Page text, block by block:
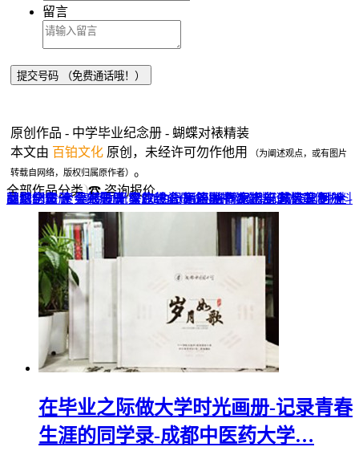
留言
原创作品 - 中学毕业纪念册 - 蝴蝶对裱精装
本文由 百铂文化 原创，未经许可勿作他用
（为阐述观点，或有图片
转载自网络，版权归属原作者） 。
全部作品分类 ☎ 咨询报价
品牌全案 ▼ 宣传画册 VI+LOGO 企业刊物 包装设计 宣传物料
网站UI设计 导视设计 餐饮设计 酒店品牌设计 纪念相册 ▼
企业纪念册 聚会纪念册 毕业纪念册 领导/同事相册 成人礼相册
战友纪念册 个人影集 家庭/生日相册 旅行纪念册 精装定制 ▼
菜谱制作 企业邮册 光盘包装盒 高端楼书 家谱族谱 家具画册
在毕业之际做大学时光画册-记录青春
生涯的同学录-成都中医药大学…